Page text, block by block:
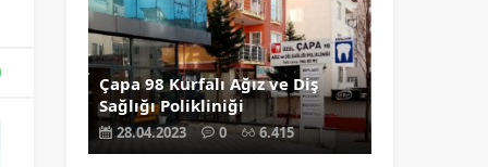
Çapa 98 Kurfalı Ağız ve Diş
Sağlığı Polikliniği
28.04.2023 0 6.415